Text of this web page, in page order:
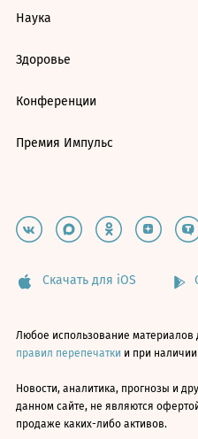
Наука
Здоровье
Конференции
Премия Импульс
Скачать для iOS
Любое использование материалов
правил перепечатки и при
Новости, аналитика, прогнозы и
данном сайте, не являются
продаже каких-либо активов.